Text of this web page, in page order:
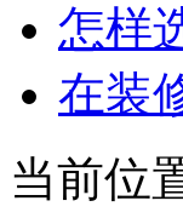
怎样
在装
当前位